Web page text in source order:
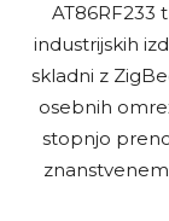
AT86RF233
industrijskih
skladni z
osebnih
stopnjo